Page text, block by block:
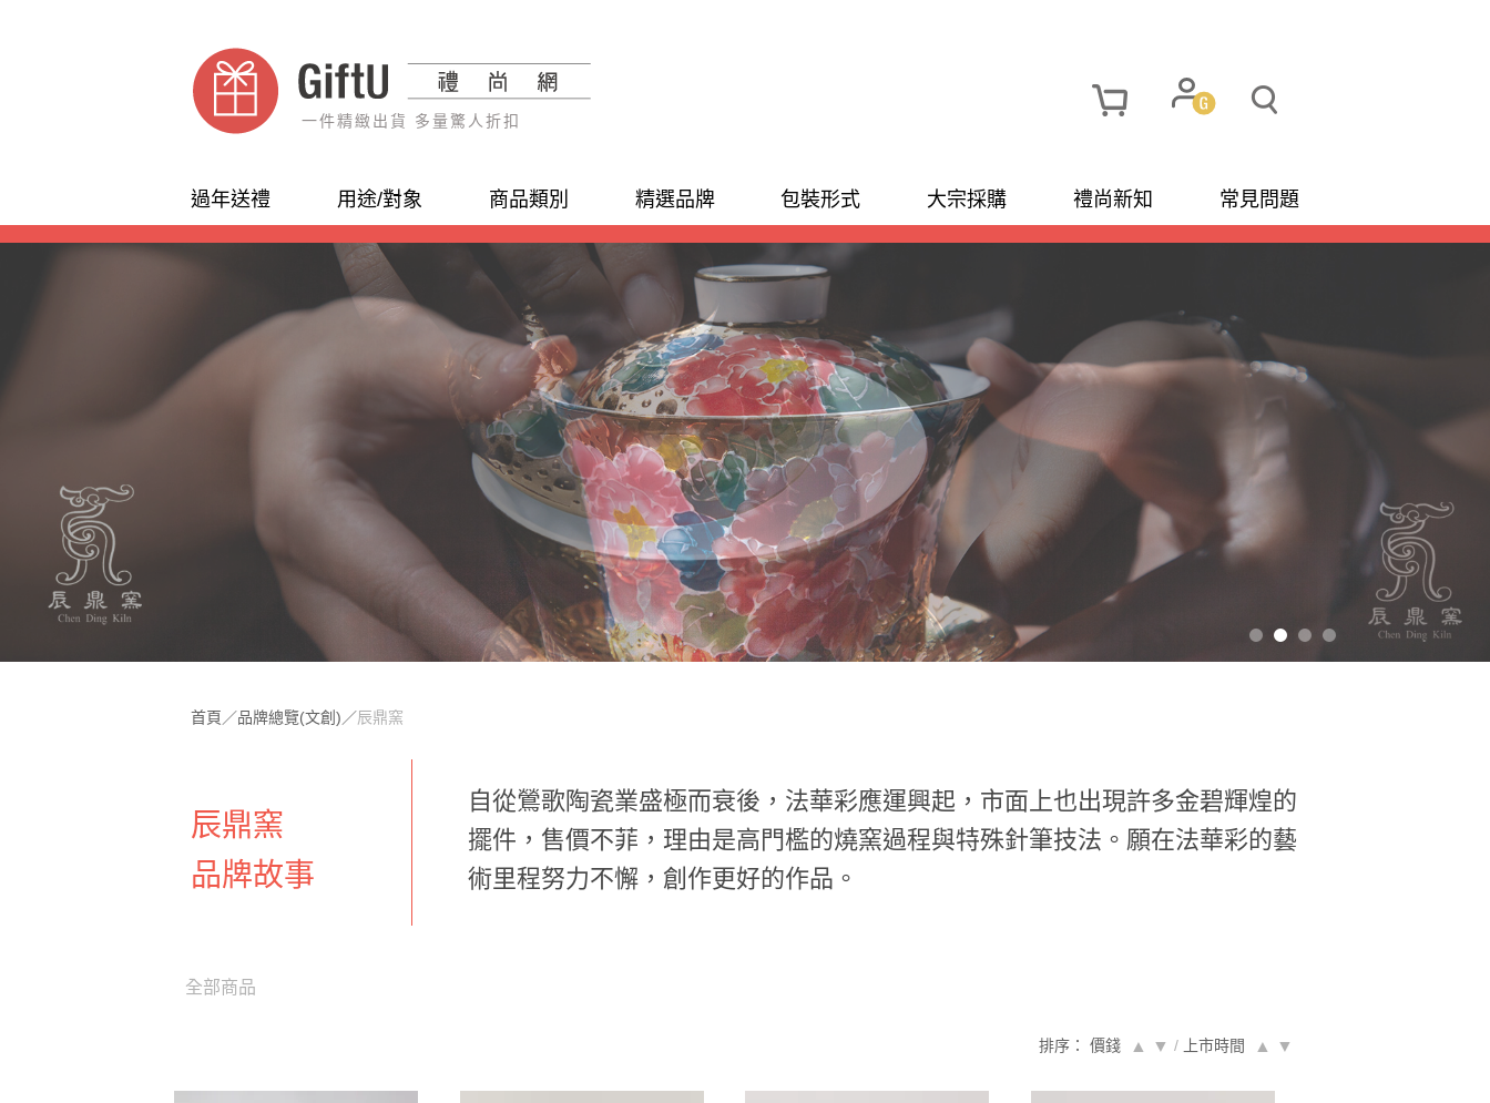
一件精緻出貨 多量驚人折扣
過年送禮 用途/對象 商品類別 精選品牌 包裝形式 大宗採購 禮尚新知 常見問題
首頁 ／品牌總覽(文創) ／辰鼎窯
辰鼎窯
品牌故事
自從鶯歌陶瓷業盛極而衰後，法華彩應運興起，市面上也出現許多金碧輝煌的
擺件，售價不菲，理由是高門檻的燒窯過程與特殊針筆技法。願在法華彩的藝
術里程努力不懈，創作更好的作品。
全部商品
排序： 價錢 ▲ ▼ / 上市時間 ▲ ▼